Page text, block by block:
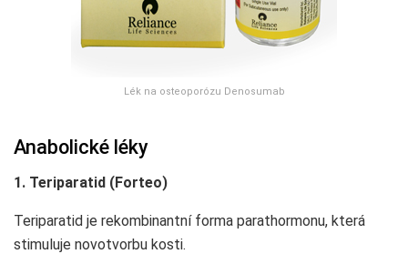
Lék na osteoporózu Denosumab
Anabolické léky
1. Teriparatid (Forteo)
Teriparatid je rekombinantní forma parathormonu, která
stimuluje novotvorbu kosti.